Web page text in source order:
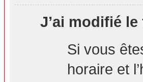
J’ai modifié
Si vous
horaire et